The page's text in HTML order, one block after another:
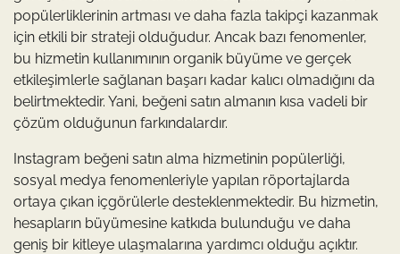
popülerliklerinin artması ve daha fazla takipçi kazanmak
için etkili bir strateji olduğudur. Ancak bazı fenomenler,
bu hizmetin kullanımının organik büyüme ve gerçek
etkileşimlerle sağlanan başarı kadar kalıcı olmadığını da
belirtmektedir. Yani, beğeni satın almanın kısa vadeli bir
çözüm olduğunun farkındalardır.
Instagram beğeni satın alma hizmetinin popülerliği,
sosyal medya fenomenleriyle yapılan röportajlarda
ortaya çıkan içgörülerle desteklenmektedir. Bu hizmetin,
hesapların büyümesine katkıda bulunduğu ve daha
geniş bir kitleye ulaşmalarına yardımcı olduğu açıktır.